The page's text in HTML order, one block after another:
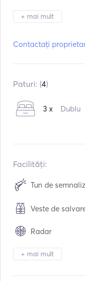
+ mai mult
Reparație în:
Tipul de combustibil:
Contactați
Paturi: (4)
3 x Dublu
Facilități:
Tun de
Veste de
Radar
Stație meteo
+ mai mult